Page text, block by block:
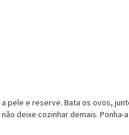
pele e reserve. Bata os ovos,
deixe cozinhar demais.